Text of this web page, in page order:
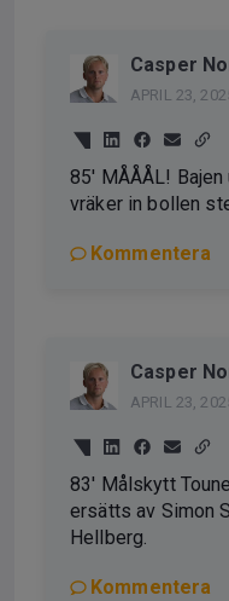
Casper
APRIL 23,
85' MÅÅÅL!
vräker in bollen
Kommentera
Casper
APRIL 23,
83' Målskytt
ersätts av Simon
Hellberg.
Kommentera